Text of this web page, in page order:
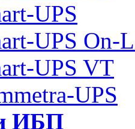
UPS
UPS On-
UPS VT
UPS
ИБП